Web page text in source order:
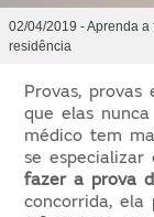
02/04/2019 - Aprenda
residência
Provas,
que elas
médico tem
se
fazer a prova
concorrida, ela